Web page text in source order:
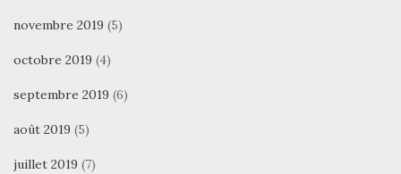
novembre 2019 (5)
octobre 2019 (4)
septembre 2019 (6)
août 2019 (5)
juillet 2019 (7)